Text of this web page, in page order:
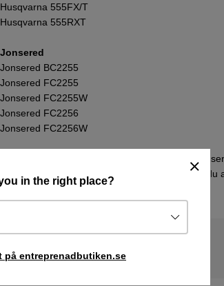
in the right place?
på entreprenadbutiken.se
Husqvarna 555FX/T
Husqvarna 555RXT
Jonsered
Jonsered BC2255
Jonsered FC2255
Jonsered FC2255W
Jonsered FC2256
Jonsered FC2256W
Vill du söka bland Husqvarna sprängskisser &
att komma till reservdelskatalogen. Tänk på att
sprängskissen för din maskin.